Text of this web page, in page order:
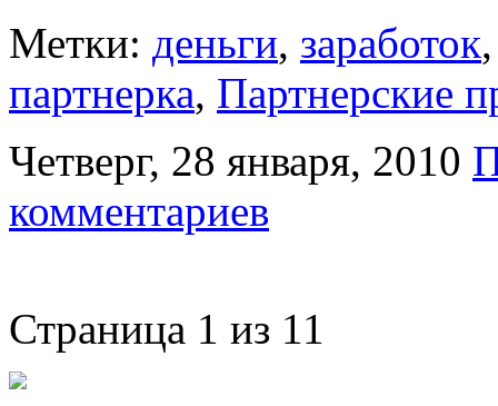
Метки: деньги, заработок
партнерка, Партнерские
Четверг, 28 января, 2010
комментариев
Страница 1 из 1 1